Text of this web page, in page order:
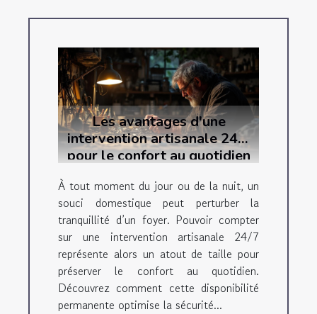
Les avantages d'une
intervention artisanale 24/7
pour le confort au quotidien
À tout moment du jour ou de la nuit, un
souci domestique peut perturber la
tranquillité d’un foyer. Pouvoir compter
sur une intervention artisanale 24/7
représente alors un atout de taille pour
préserver le confort au quotidien.
Découvrez comment cette disponibilité
permanente optimise la sécurité...